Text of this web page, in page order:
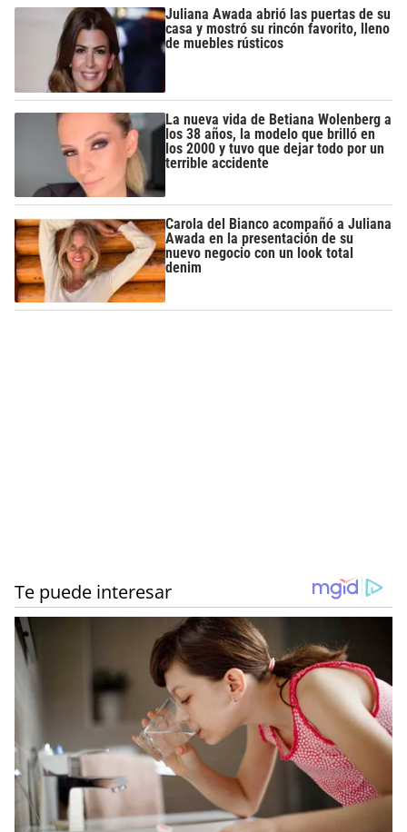
Juliana Awada abrió las puertas de su
casa y mostró su rincón favorito, lleno
de muebles rústicos
La nueva vida de Betiana Wolenberg a
los 38 años, la modelo que brilló en
los 2000 y tuvo que dejar todo por un
terrible accidente
Carola del Bianco acompañó a Juliana
Awada en la presentación de su
nuevo negocio con un look total
denim